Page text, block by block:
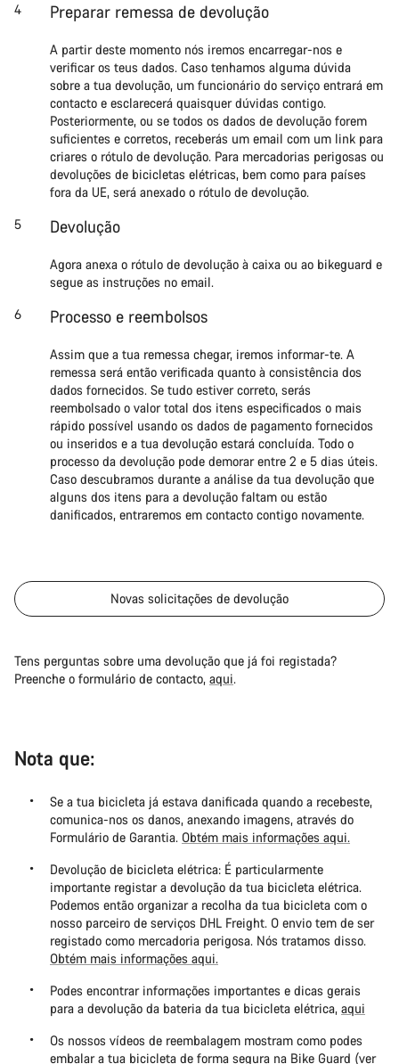
Preparar remessa de devolução
A partir deste momento nós iremos encarregar-nos e
verificar os teus dados. Caso tenhamos alguma dúvida
sobre a tua devolução, um funcionário do serviço entrará em
contacto e esclarecerá quaisquer dúvidas contigo.
Posteriormente, ou se todos os dados de devolução forem
suficientes e corretos, receberás um email com um link para
criares o rótulo de devolução. Para mercadorias perigosas ou
devoluções de bicicletas elétricas, bem como para países
fora da UE, será anexado o rótulo de devolução.
Devolução
Agora anexa o rótulo de devolução à caixa ou ao bikeguard e
segue as instruções no email.
Processo e reembolsos
Assim que a tua remessa chegar, iremos informar-te. A
remessa será então verificada quanto à consistência dos
dados fornecidos. Se tudo estiver correto, serás
reembolsado o valor total dos itens especificados o mais
rápido possível usando os dados de pagamento fornecidos
ou inseridos e a tua devolução estará concluída. Todo o
processo da devolução pode demorar entre 2 e 5 dias úteis.
Caso descubramos durante a análise da tua devolução que
alguns dos itens para a devolução faltam ou estão
danificados, entraremos em contacto contigo novamente.
Novas solicitações de devolução
Tens perguntas sobre uma devolução que já foi registada?
Preenche o formulário de contacto, aqui.
Nota que:
Se a tua bicicleta já estava danificada quando a recebeste,
comunica-nos os danos, anexando imagens, através do
Formulário de Garantia. Obtém mais informações aqui.
Devolução de bicicleta elétrica: É particularmente
importante registar a devolução da tua bicicleta elétrica.
Podemos então organizar a recolha da tua bicicleta com o
nosso parceiro de serviços DHL Freight. O envio tem de ser
registado como mercadoria perigosa. Nós tratamos disso.
Obtém mais informações aqui.
Podes encontrar informações importantes e dicas gerais
para a devolução da bateria da tua bicicleta elétrica, aqui
Os nossos vídeos de reembalagem mostram como podes
embalar a tua bicicleta de forma segura na Bike Guard (ver